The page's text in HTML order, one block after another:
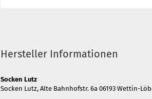
Hersteller Informationen
Socken Lutz
Socken Lutz, Alte Bahnhofstr. 6a 06193 Wettin-